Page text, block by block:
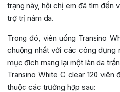
trạng này, hội chị em đã tìm đến
trợ trị nám da.
Trong đó, viên uống Transino
chuộng nhất với các công dụng
mục đích mang lại một làn da
Transino White C clear 120 viên
thuộc các trường hợp sau: